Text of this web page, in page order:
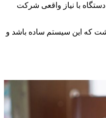
تناسب دستگاه با نیاز واقعی شرکت
که این سیستم ساده باشد و